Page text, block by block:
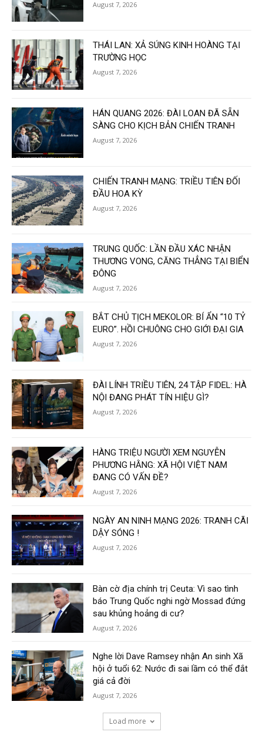
August 7, 2026
THÁI LAN: XẢ SÚNG KINH HOÀNG TẠI
TRƯỜNG HỌC
August 7, 2026
HÁN QUANG 2026: ĐÀI LOAN ĐÃ SẴN
SÀNG CHO KỊCH BẢN CHIẾN TRANH
August 7, 2026
CHIẾN TRANH MẠNG: TRIỀU TIÊN ĐỐI
ĐẦU HOA KỲ
August 7, 2026
TRUNG QUỐC: LẦN ĐẦU XÁC NHẬN
THƯƠNG VONG, CĂNG THẲNG TẠI BIỂN
ĐÔNG
August 7, 2026
BẮT CHỦ TỊCH MEKOLOR: BÍ ẨN “10 TỶ
EURO”. HỒI CHUÔNG CHO GIỚI ĐẠI GIA
August 7, 2026
ĐÀI LÍNH TRIỀU TIÊN, 24 TẬP FIDEL: HÀ
NỘI ĐANG PHÁT TÍN HIỆU GÌ?
August 7, 2026
HÀNG TRIỆU NGƯỜI XEM NGUYỄN
PHƯƠNG HẰNG: XÃ HỘI VIỆT NAM
ĐANG CÓ VẤN ĐỀ?
August 7, 2026
NGÀY AN NINH MẠNG 2026: TRANH CÃI
DẬY SÓNG !
August 7, 2026
Bàn cờ địa chính trị Ceuta: Vì sao tình
báo Trung Quốc nghi ngờ Mossad đứng
sau khủng hoảng di cư?
August 7, 2026
Nghe lời Dave Ramsey nhận An sinh Xã
hội ở tuổi 62: Nước đi sai lầm có thể đắt
giá cả đời
August 7, 2026
Load more